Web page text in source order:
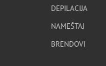
DEPILACIJA
NAMEŠTAJ
BRENDOVI